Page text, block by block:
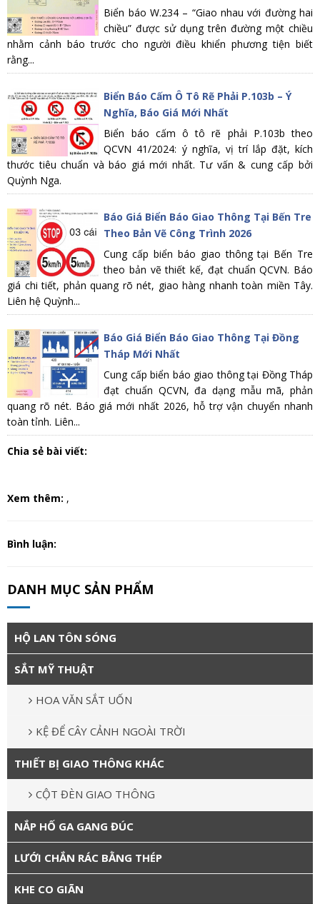
Biển báo W.234 – “Giao nhau với đường hai
chiều” được sử dụng trên đường một chiều
nhằm cảnh báo trước cho người điều khiển phương tiện biết
rằng...
Biển Báo Cấm Ô Tô Rẽ Phải P.103b – Ý
Nghĩa, Báo Giá Mới Nhất
Biển báo cấm ô tô rẽ phải P.103b theo
QCVN 41/2024: ý nghĩa, vị trí lắp đặt, kích
thước tiêu chuẩn và báo giá mới nhất. Tư vấn & cung cấp bởi
Quỳnh Nga.
Báo Giá Biển Báo Giao Thông Tại Bến Tre
Theo Bản Vẽ Công Trình 2026
Cung cấp biển báo giao thông tại Bến Tre
theo bản vẽ thiết kế, đạt chuẩn QCVN. Báo
giá chi tiết, phản quang rõ nét, giao hàng nhanh toàn miền Tây.
Liên hệ Quỳnh...
Báo Giá Biển Báo Giao Thông Tại Đồng
Tháp Mới Nhất
Cung cấp biển báo giao thông tại Đồng Tháp
đạt chuẩn QCVN, đa dạng mẫu mã, phản
quang rõ nét. Báo giá mới nhất 2026, hỗ trợ vận chuyển nhanh
toàn tỉnh. Liên...
Chia sẻ bài viết:
Xem thêm: ,
Bình luận:
DANH MỤC SẢN PHẨM
HỘ LAN TÔN SÓNG
SẮT MỸ THUẬT
HOA VĂN SẮT UỐN
KỆ ĐỂ CÂY CẢNH NGOÀI TRỜI
THIẾT BỊ GIAO THÔNG KHÁC
CỘT ĐÈN GIAO THÔNG
NẮP HỐ GA GANG ĐÚC
LƯỚI CHẮN RÁC BẰNG THÉP
KHE CO GIÃN